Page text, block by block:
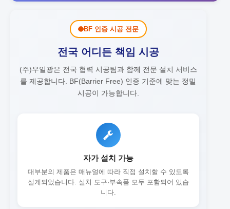
BF 인증 시공 전문
전국 어디든 책임 시공
(주)우일광은 전국 협력 시공팀과 함께 전문 설치 서비스
를 제공합니다. BF(Barrier Free) 인증 기준에 맞는 정밀
시공이 가능합니다.
자가 설치 가능
대부분의 제품은 매뉴얼에 따라 직접 설치할 수 있도록
설계되었습니다. 설치 도구·부속품 모두 포함되어 있습
니다.